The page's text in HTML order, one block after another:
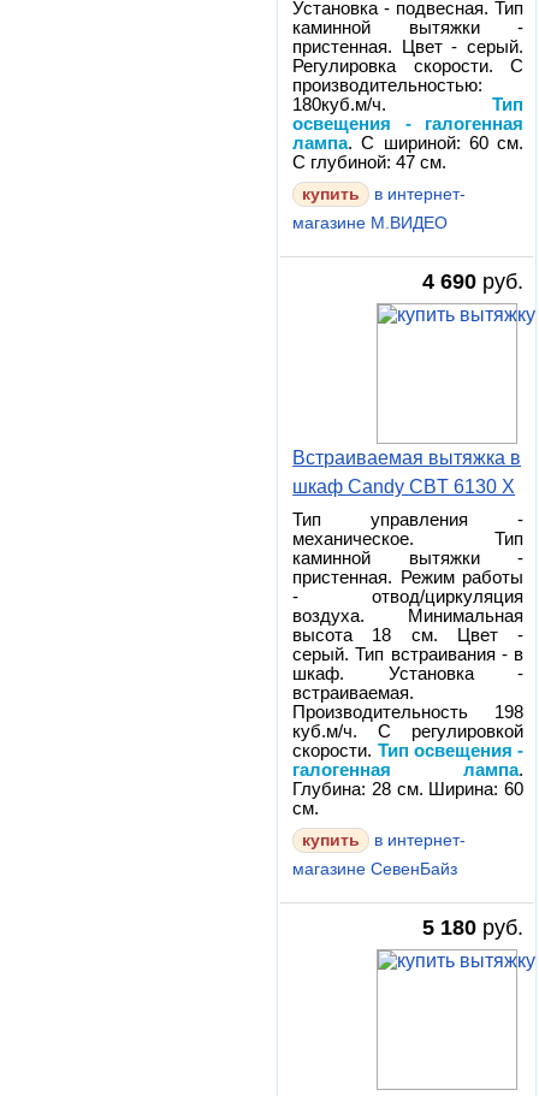
Установка - подвесная. Тип
каминной вытяжки -
пристенная. Цвет - серый.
Регулировка скорости. С
производительностью:
180куб.м/ч.Тип
освещения - галогенная
лампа. С шириной: 60 см.
С глубиной: 47 см.
в интернет-
магазине М.ВИДЕО
4 690 руб.
Встраиваемая вытяжка в
шкаф Candy CBT 6130 X
Тип управления -
механическое. Тип
каминной вытяжки -
пристенная. Режим работы
- отвод/циркуляция
воздуха. Минимальная
высота 18 см. Цвет -
серый. Тип встраивания - в
шкаф. Установка -
встраиваемая.
Производительность 198
куб.м/ч. С регулировкой
скорости. Тип освещения -
галогенная лампа.
Глубина: 28 см. Ширина: 60
см.
в интернет-
магазине СевенБайз
5 180 руб.